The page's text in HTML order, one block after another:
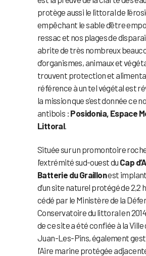
protège aussi le littoral de
empêchant le sable d’être
ressac et nos plages de
abrite de très nombreux
d’organismes, animaux et
trouvent protection et
référence à un tel végétal est
la mission que s’est donnée ce
antibois : Posidonia, Espace
Littoral.
Située sur un promontoire
l’extrémité sud-ouest du Cap
Batterie du Graillonest
d’un site naturel protégé de 2,2
cédé par le Ministère de la
Conservatoire du littoral en
de ce site a été confiée à la Ville
Juan-Les-Pins, également
l’Aire marine protégée